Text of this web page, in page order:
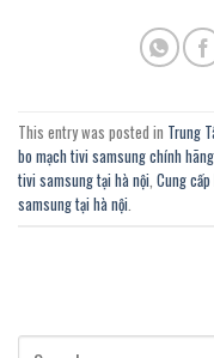
This entry was posted in Trung
bo mạch tivi samsung chính hãng
tivi samsung tại hà nội Cung
samsung tại hà nội